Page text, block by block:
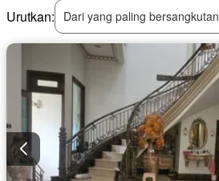
Urutkan:
Dari yang paling bersangkutan